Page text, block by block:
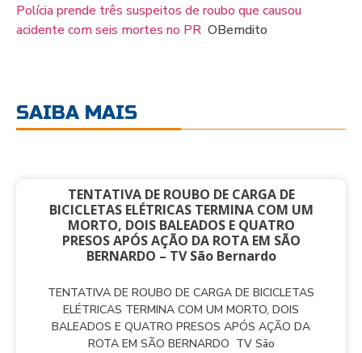
Polícia prende três suspeitos de roubo que causou
acidente com seis mortes no PR OBemdito
SAIBA MAIS
TENTATIVA DE ROUBO DE CARGA DE
BICICLETAS ELÉTRICAS TERMINA COM UM
MORTO, DOIS BALEADOS E QUATRO
PRESOS APÓS AÇÃO DA ROTA EM SÃO
BERNARDO – TV São Bernardo
TENTATIVA DE ROUBO DE CARGA DE BICICLETAS
ELÉTRICAS TERMINA COM UM MORTO, DOIS
BALEADOS E QUATRO PRESOS APÓS AÇÃO DA
ROTA EM SÃO BERNARDO TV São